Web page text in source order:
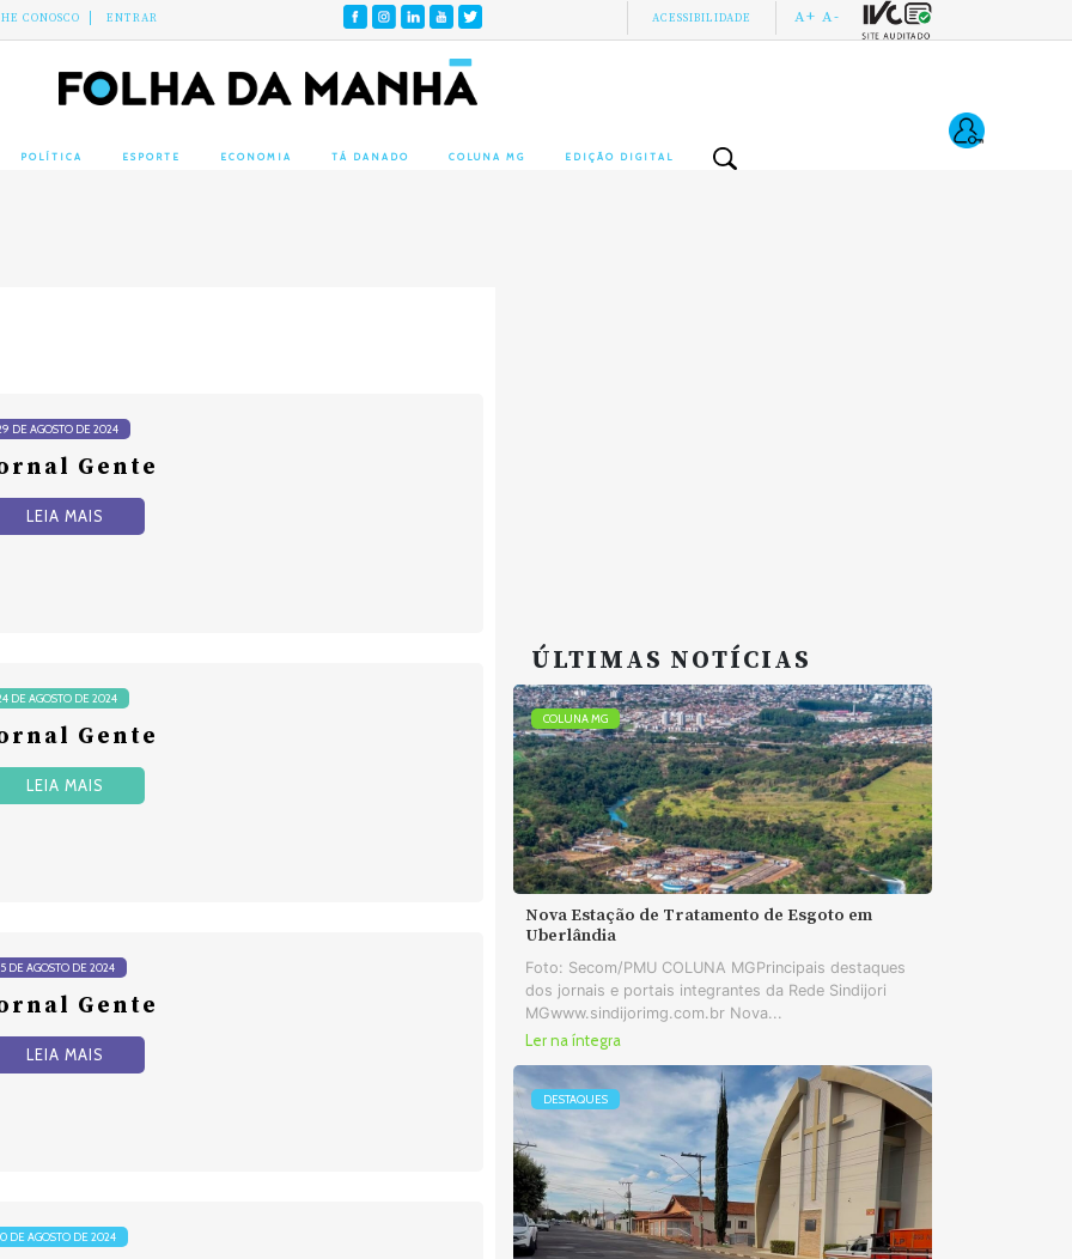
CONOSCO ENTRAR ACESSIBILIDADE A+ A-
POLÍTICA ESPORTE ECONOMIA TÁ DANADO COLUNA MG EDIÇÃO DIGITAL
DE AGOSTO DE 2024
Gente
LEIA MAIS
DE AGOSTO DE 2024
Gente
LEIA MAIS
DE AGOSTO DE 2024
Gente
LEIA MAIS
DE AGOSTO DE 2024
ÚLTIMAS NOTÍCIAS
COLUNA MG
Nova Estação de Tratamento de Esgoto em
Uberlândia
Foto: Secom/PMU COLUNA MGPrincipais destaques
dos jornais e portais integrantes da Rede Sindijori
MGwww.sindijorimg.com.br Nova...
Ler na íntegra
DESTAQUES